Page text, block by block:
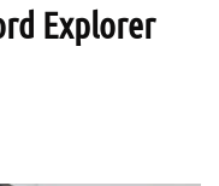
Explorer